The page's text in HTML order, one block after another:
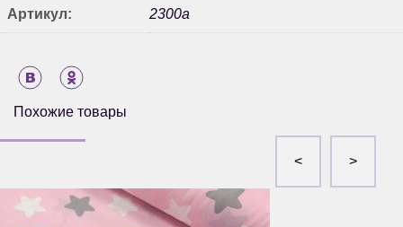
Артикул: 2300а
Похожие товары